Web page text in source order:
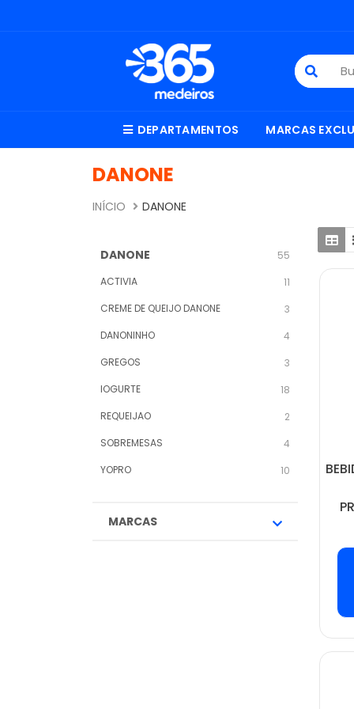
DEPARTAMENTOS MARCAS
DANONE
INÍCIO DANONE
DANONE
55
ACTIVIA
11
CREME DE QUEIJO DANONE
3
DANONINHO
4
GREGOS
3
IOGURTE
18
REQUEIJAO
2
SOBREMESAS
4
YOPRO
10
MARCAS